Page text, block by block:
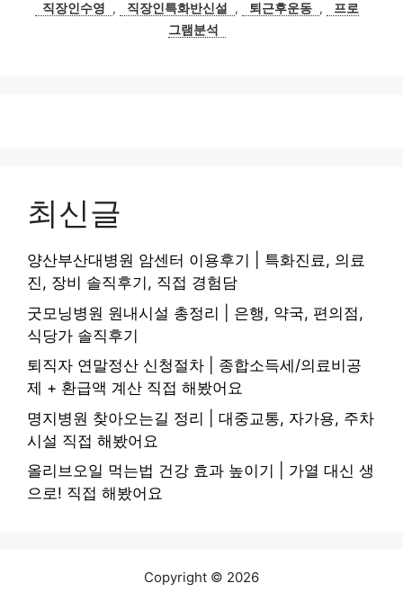
직장인수영
, 직장인특화반신설 , 퇴근후운동 ,
프로
그램분석
최신글
양산부산대병원 암센터 이용후기 | 특화진료, 의료
진, 장비 솔직후기, 직접 경험담
굿모닝병원 원내시설 총정리 | 은행, 약국, 편의점,
식당가 솔직후기
퇴직자 연말정산 신청절차 | 종합소득세/의료비공
제 + 환급액 계산 직접 해봤어요
명지병원 찾아오는길 정리 | 대중교통, 자가용, 주차
시설 직접 해봤어요
올리브오일 먹는법 건강 효과 높이기 | 가열 대신 생
으로! 직접 해봤어요
Copyright © 2026